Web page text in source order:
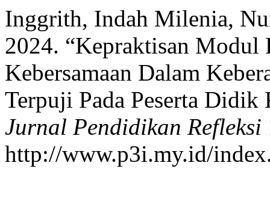
Inggrith, Indah Milenia,
2024. “Kepraktisan Modul
Kebersamaan Dalam
Terpuji Pada Peserta
Jurnal Pendidikan Refleksi
http://www.p3i.my.id/